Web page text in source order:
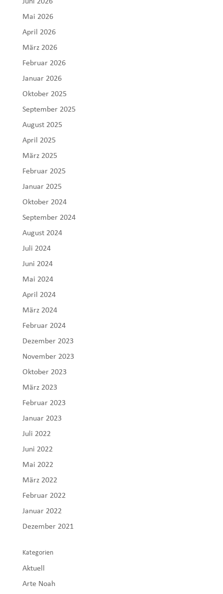
Mai 2026
April 2026
März 2026
Februar 2026
Januar 2026
Oktober 2025
September 2025
August 2025
April 2025
März 2025
Februar 2025
Januar 2025
Oktober 2024
September 2024
August 2024
Juli 2024
Juni 2024
Mai 2024
April 2024
März 2024
Februar 2024
Dezember 2023
November 2023
Oktober 2023
März 2023
Februar 2023
Januar 2023
Juli 2022
Juni 2022
Mai 2022
März 2022
Februar 2022
Januar 2022
Dezember 2021
Kategorien
Aktuell
Arte Noah